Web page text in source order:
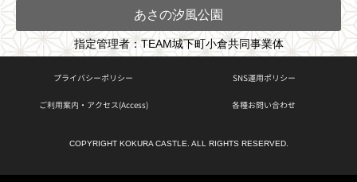
あさの汐風公園
指定管理者：TEAM城下町小倉共同事業体
プライバシーポリシー SNS運用ポリシー
ご利用案内・アクセス(Access) 各種お問い合わせ
COPYRIGHT KOKURA CASTLE. ALL RIGHTS RESERVED.